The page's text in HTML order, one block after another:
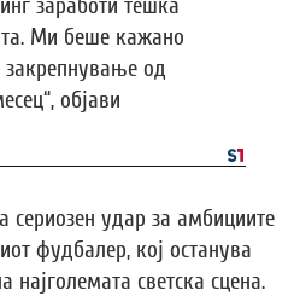
заработи тешка
Ми беше кажано
од
објави
сериозен удар за амбициите
фудбалер, кој останува
најголемата светска сцена.